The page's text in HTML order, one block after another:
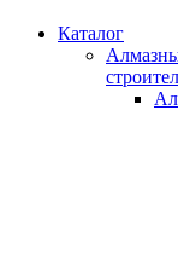
Каталог